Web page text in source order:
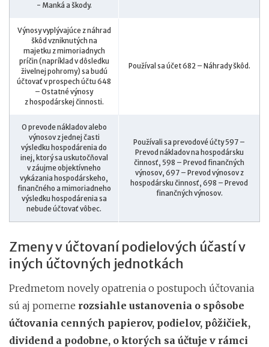
- Manká a škody.
Výnosy vyplývajúce z náhrad
škôd vzniknutých na
majetku z mimoriadnych
príčin (napríklad v dôsledku
živelnej pohromy) sa budú
účtovať v prospech účtu 648
– Ostatné výnosy
z hospodárskej činnosti.
Používal sa účet 682 – Náhrady škôd.
O prevode nákladov alebo
výnosov z jednej časti
výsledku hospodárenia do
inej, ktorý sa uskutočňoval
v záujme objektívneho
vykázania hospodárskeho,
finančného a mimoriadneho
výsledku hospodárenia sa
nebude účtovať vôbec.
Používali sa prevodové účty 597 –
Prevod nákladov na hospodársku
činnosť, 598 – Prevod finančných
výnosov, 697 – Prevod výnosov z
hospodársku činnosť, 698 – Prevod
finančných výnosov.
Zmeny v účtovaní podielových účastí v
iných účtovných jednotkách
Predmetom novely opatrenia o postupoch účtovania
sú aj pomerne rozsiahle ustanovenia o spôsobe
účtovania cenných papierov, podielov, pôžičiek,
dividend a podobne, o ktorých sa účtuje v rámci